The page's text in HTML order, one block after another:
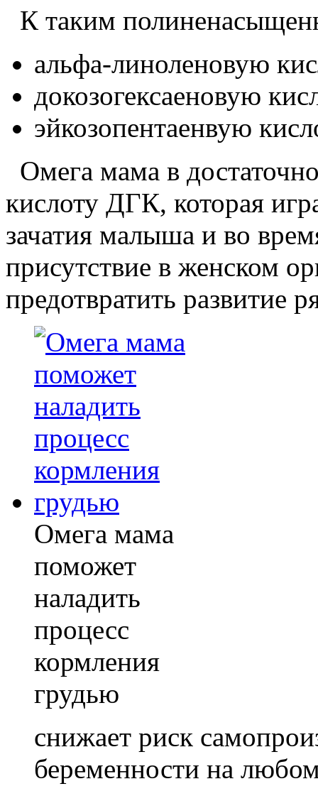
К таким
альфа-линоленовую
докозогексаеновую
эйкозопентаенвую
Омега мама в
кислоту ДГК, которая
зачатия малыша и во
присутствие в женском
предотвратить развитие
Омега мама
поможет
наладить
процесс
кормления
грудью
снижает риск
беременности на